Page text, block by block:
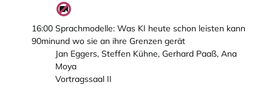
16:00
90min
Sprachmodelle: Was KI heute schon leisten kann
und wo sie an ihre Grenzen gerät
Jan Eggers, Steffen Kühne, Gerhard Paaß, Ana
Moya
Vortragssaal II